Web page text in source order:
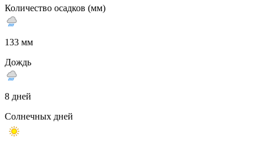
Количество осадков (мм)
133 мм
Дождь
8 дней
Солнечных дней